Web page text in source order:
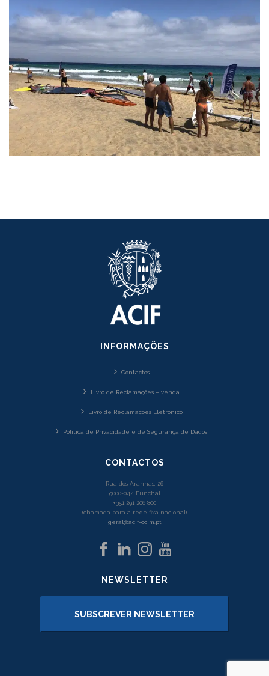
INFORMAÇÕES
Contactos
Livro de Reclamações – venda
Livro de Reclamações Eletrónico
Política de Privacidade e de Segurança de Dados
CONTACTOS
Rua dos Aranhas, 26
9000-044 Funchal
+351 291 206 800
(chamada para a rede fixa nacional)
geral@acif-ccim.pt
NEWSLETTER
SUBSCREVER NEWSLETTER